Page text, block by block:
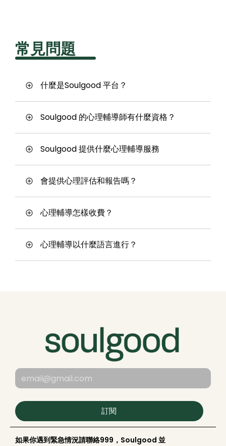
常見問題
什麼是Soulgood 平台？
Soulgood 的心理輔導師有什麼資格？
Soulgood 提供什麼心理輔導服務
會提供心理評估和報告嗎？
心理輔導怎樣收費？
心理輔導以什麼語言進行？
訂閱
如果你遇到緊急情況請聯絡999，Soulgood 並